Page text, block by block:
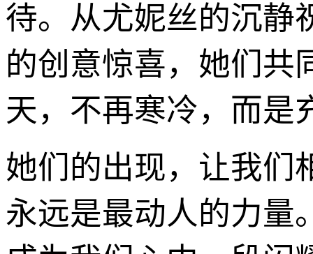
待。从尤妮丝的沉静
的创意惊喜，她们共
天，不再寒冷，而是
她们的出现，让我们
永远是最动人的力量